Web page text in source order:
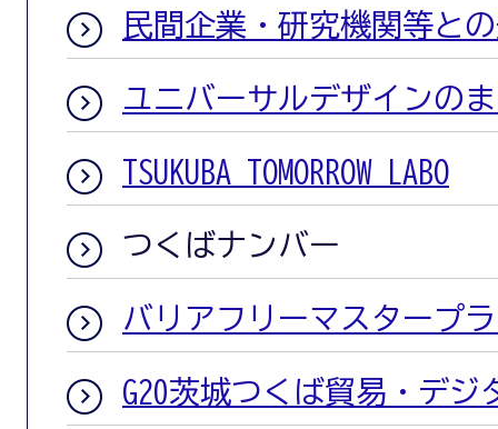
民間企業・研究機関等と
ユニバーサルデザインの
TSUKUBA TOMORROW LABO
つくばナンバー
バリアフリーマスタープ
G20茨城つくば貿易・デジ